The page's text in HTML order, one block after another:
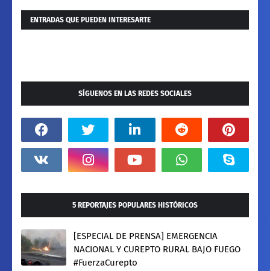
ENTRADAS QUE PUEDEN INTERESARTE
SÍGUENOS EN LAS REDES SOCIALES
5 REPORTAJES POPULARES HISTÓRICOS
[ESPECIAL DE PRENSA] EMERGENCIA
NACIONAL Y CUREPTO RURAL BAJO FUEGO
#FuerzaCurepto